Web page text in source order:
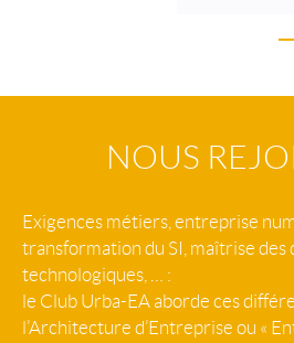
NOUS
Exigences métiers, entreprise
transformation du SI, maîtrise des
technologiques, … :
le Club Urba-EA aborde ces
l’Architecture d’Entreprise ou «